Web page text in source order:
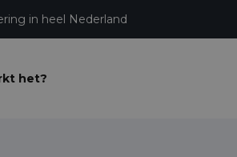
in heel Nederland
het?